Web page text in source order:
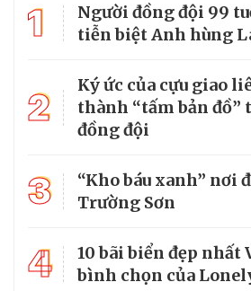
1
Người đồng đội 99
tiễn biệt Anh hùng
2
Ký ức của cựu giao
thành “tấm bản đồ”
đồng đội
3
“Kho báu xanh” nơi
Trường Sơn
4
10 bãi biển đẹp nhất
bình chọn của